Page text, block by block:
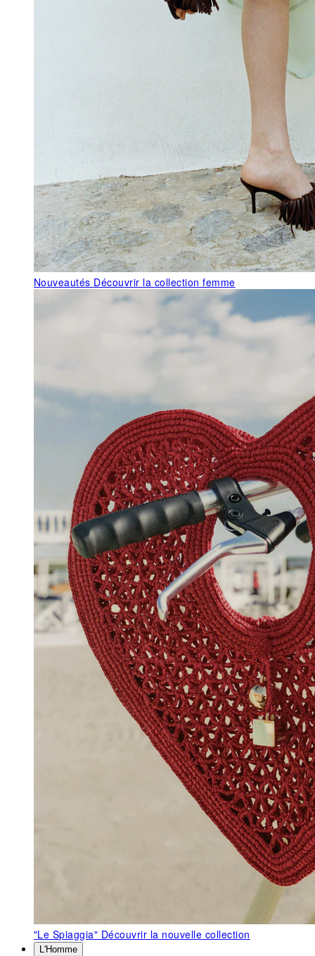
Nouveautés Découvrir la collection femme
"Le Spiaggia" Découvrir la nouvelle collection
L'Homme